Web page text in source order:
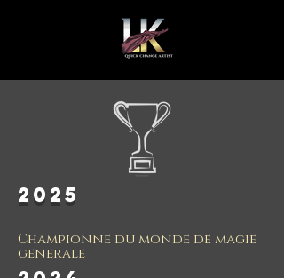
2025
Championne du monde de magie
generale